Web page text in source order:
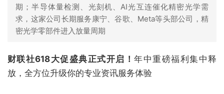
期；半导体量检测、光刻机、AI光互连催化精密光学需
求，这家公司长期服务康宁、谷歌、Meta等头部公司，精
密光学零部件进入放量周期
财联社618大促盛典正式开启！年中重磅福利集中释
放，全方位升级你的专业资讯服务体验